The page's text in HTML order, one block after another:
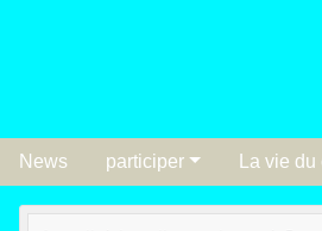
News participer La vie